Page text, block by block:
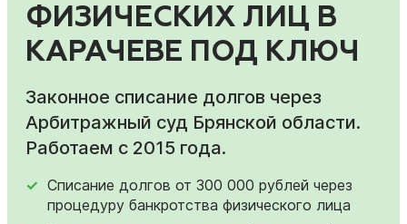
ФИЗИЧЕСКИХ ЛИЦ В
КАРАЧЕВЕ ПОД КЛЮЧ
Законное списание долгов через
Арбитражный суд Брянской области.
Работаем с 2015 года.
Списание долгов от 300 000 рублей через
процедуру банкротства физического лица